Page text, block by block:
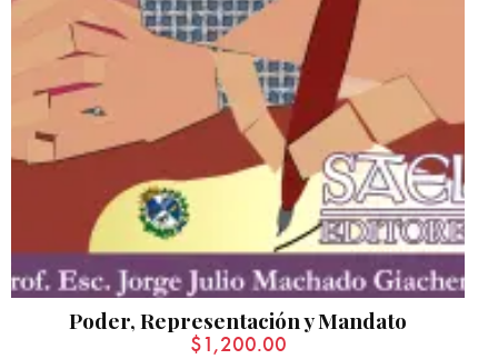
Poder, Representación y Mandato
$1,200.00